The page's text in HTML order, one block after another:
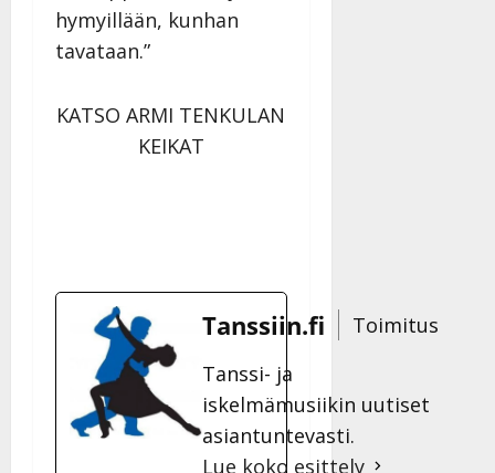
hymyillään, kunhan
tavataan.”
KATSO ARMI TENKULAN
KEIKAT
Tanssiin.fi
Toimitus
Tanssi- ja
iskelmämusiikin uutiset
asiantuntevasti.
Lue koko esittely